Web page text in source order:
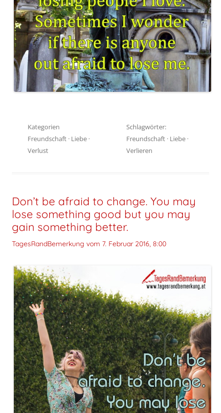
Kategorien
Freundschaft · Liebe ·
Verlust
Schlagwörter:
Freundschaft · Liebe ·
Verlieren
Don’t be afraid to change. You may
lose something good but you may
gain something better.
TagesRandBemerkung vom 7. Februar 2016, 8:00